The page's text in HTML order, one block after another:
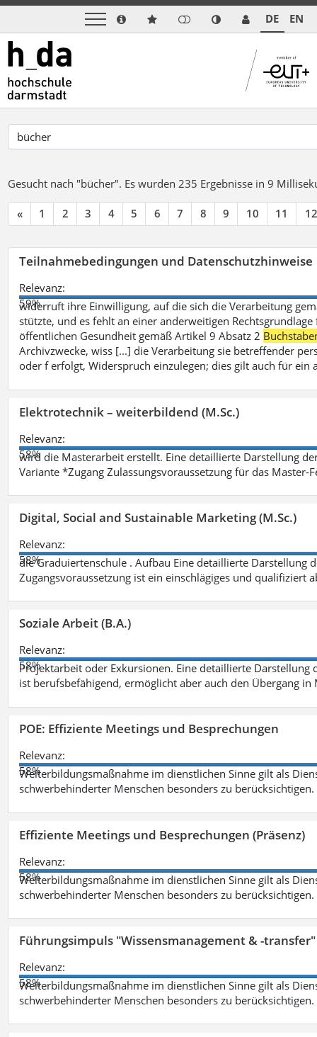
DE EN
Gesucht nach "bücher". Es wurden 235 Ergebnisse in 9
« 1 2 3 4 5 6 7 8 9 10 11 12
Teilnahmebedingungen und Datenschutzhinweise
Relevanz:
59%
widerruft ihre Einwilligung, auf die sich die Verarbeitung
stützte, und es fehlt an einer anderweitigen
öffentlichen Gesundheit gemäß Artikel 9 Absatz 2
Archivzwecke, wiss [...] die Verarbeitung sie betreffender
oder f erfolgt, Widerspruch einzulegen; dies gilt auch für ein
Elektrotechnik – weiterbildend (M.Sc.)
Relevanz:
58%
wird die Masterarbeit erstellt. Eine detaillierte Darstellung
Variante *Zugang Zulassungsvoraussetzung für das Master-
Digital, Social and Sustainable Marketing (M.Sc.)
Relevanz:
58%
die Graduiertenschule . Aufbau Eine detaillierte Darstellung
Zugangsvoraussetzung ist ein einschlägiges und qualifiziert
Soziale Arbeit (B.A.)
Relevanz:
58%
Projektarbeit oder Exkursionen. Eine detaillierte
ist berufsbefähigend, ermöglicht aber auch den Übergang in
POE: Effiziente Meetings und Besprechungen
Relevanz:
58%
Weiterbildungsmaßnahme im dienstlichen Sinne gilt als
schwerbehinderter Menschen besonders zu berücksichtigen.
Effiziente Meetings und Besprechungen (Präsenz)
Relevanz:
58%
Weiterbildungsmaßnahme im dienstlichen Sinne gilt als
schwerbehinderter Menschen besonders zu berücksichtigen.
Führungsimpuls "Wissensmanagement & -
Relevanz:
58%
Weiterbildungsmaßnahme im dienstlichen Sinne gilt als
schwerbehinderter Menschen besonders zu berücksichtigen.